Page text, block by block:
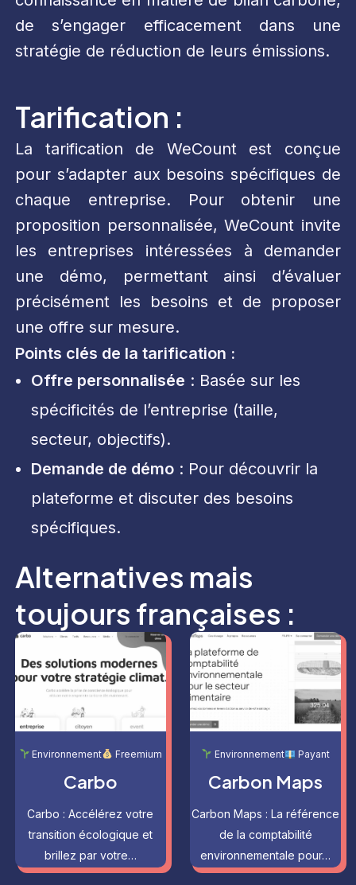
de s’engager efficacement dans une
stratégie de réduction de leurs émissions.
Tarification :
La tarification de WeCount est conçue
pour s’adapter aux besoins spécifiques de
chaque entreprise. Pour obtenir une
proposition personnalisée, WeCount invite
les entreprises intéressées à demander
une démo, permettant ainsi d’évaluer
précisément les besoins et de proposer
une offre sur mesure.
Points clés de la tarification :
Offre personnalisée : Basée sur les
spécificités de l’entreprise (taille,
secteur, objectifs).
Demande de démo: Pour découvrir la
plateforme et discuter des besoins
spécifiques.
Alternatives mais
toujours françaises :
Environnement Freemium
Carbo
Carbo : Accélérez votre
transition écologique et
brillez par votre…
Environnement Payant
Carbon Maps
Carbon Maps : La référence
de la comptabilité
environnementale pour…